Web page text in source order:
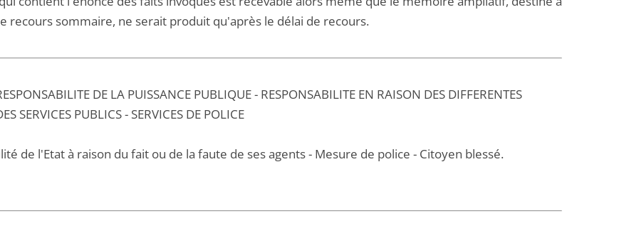
recours sommaire, ne serait produit qu'après le délai de recours.
DE LA PUISSANCE PUBLIQUE - RESPONSABILITE EN RAISON DES DIFFERENTES
SERVICES PUBLICS - SERVICES DE POLICE
de l'Etat à raison du fait ou de la faute de ses agents - Mesure de police - Citoyen blessé.